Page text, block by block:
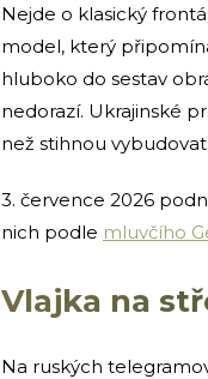
Nejde o klasický
model, který
hluboko do sestav
nedorazí. Ukrajinské
než stihnou
3. července 2026
nich podle mluvčího
Vlajka na
Na ruských